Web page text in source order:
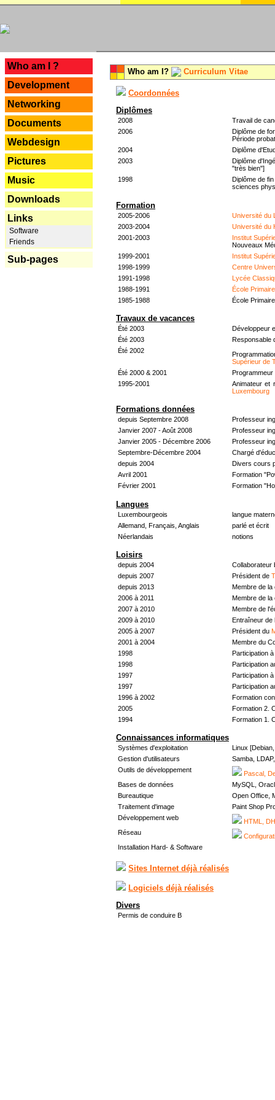
Who am I ?
Development
Networking
Documents
Webdesign
Pictures
Music
Downloads
Links
Software
Friends
Sub-pages
Who am I? Curriculum Vitae
Coordonnées
Diplômes
2008
Travail de
2006
Diplôme de
Période
2004
Diplôme
2003
Diplôme
"très bien"]
1998
Diplôme de
sciences
Formation
2005-2006
Université du
2003-2004
Université du
2001-2003
Institut
Nouveaux
1999-2001
Institut
1998-1999
Centre
1991-1998
Lycée
1988-1991
École
1985-1988
École
Travaux de vacances
Été 2003
Développeur
Été 2003
Responsable
Été 2002
Supérieur de
Été 2000 & 2001
Programmeur
1995-2001
Animateur et
Luxembourg
Formations données
depuis Septembre 2008
Professeur
Janvier 2007 - Août 2008
Professeur
Janvier 2005 - Décembre 2006
Professeur
Septembre-Décembre 2004
Chargé
depuis 2004
Divers cours
Avril 2001
Formation
Février 2001
Formation
Langues
Luxembourgeois
langue
Allemand, Français, Anglais
parlé et écrit
Néerlandais
notions
Loisirs
depuis 2004
Collaborateur
depuis 2007
Président de
depuis 2013
Membre de
2006 à 2011
Membre de
2007 à 2010
Membre de
2009 à 2010
Entraîneur de
2005 à 2007
Président du
2001 à 2004
Membre du
1998
Participation à
1998
Participation
1997
Participation à
1997
Participation
1996 à 2002
Formation
2005
Formation 2.
1994
Formation 1.
Connaissances informatiques
Systèmes d'exploitation
Linux
Gestion d'utilisateurs
Samba,
Outils de développement
Pascal,
Bases de données
MySQL,
Bureautique
Open Office,
Traitement d'image
Paint Shop
Développement web
HTML,
Réseau
Installation Hard- & Software
Sites Internet déjà réalisés
Logiciels déjà réalisés
Divers
Permis de conduire B